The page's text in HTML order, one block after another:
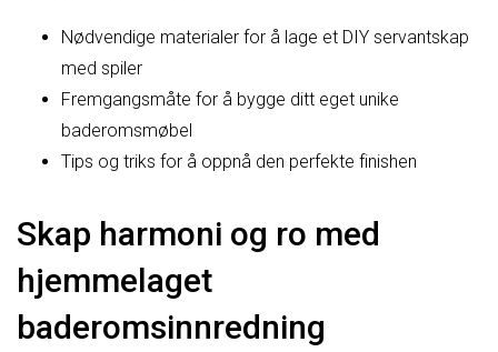
Nødvendige materialer for å lage et DIY servantskap
med spiler
Fremgangsmåte for å bygge ditt eget unike
baderomsmøbel
Tips og triks for å oppnå den perfekte finishen
Skap harmoni og ro med
hjemmelaget
baderomsinnredning